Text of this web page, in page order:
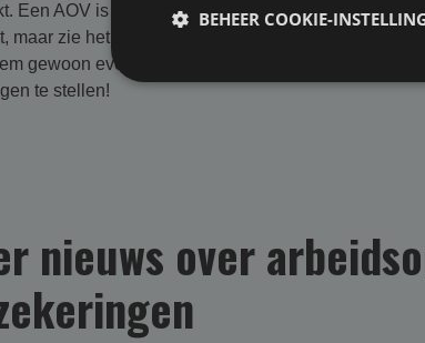
Een AOV is er om je te steunen – financieel, maar
maar zie het als onderdeel van duurzaam en
gewoon even contact op met je
te stellen!
nieuws over
BEHEER COOKIE-